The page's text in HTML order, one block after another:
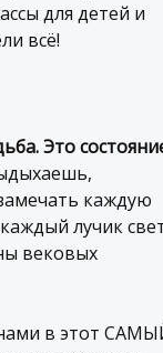
для детей и
всё!
Это
каждую
лучик
вековых
в этот